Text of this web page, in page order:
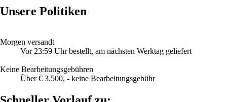
Unsere Politiken
Morgen versandt
Vor 23:59 Uhr bestellt, am nächsten Werktag geliefert
Keine Bearbeitungsgebühren
Über € 3.500, - keine Bearbeitungsgebühr